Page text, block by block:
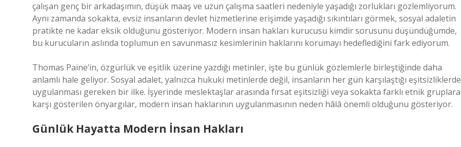
çalışan genç bir arkadaşımın, düşük maaş ve uzun çalışma saatleri nedeniyle yaşadığı zorlukları gözlemliyorum.
Aynı zamanda sokakta, evsiz insanların devlet hizmetlerine erişimde yaşadığı sıkıntıları görmek, sosyal adaletin
pratikte ne kadar eksik olduğunu gösteriyor. Modern insan hakları kurucusu kimdir sorusunu düşündüğümde,
bu kurucuların aslında toplumun en savunmasız kesimlerinin haklarını korumayı hedeflediğini fark ediyorum.
Thomas Paine’in, özgürlük ve eşitlik üzerine yazdığı metinler, işte bu günlük gözlemlerle birleştiğinde daha
anlamlı hale geliyor. Sosyal adalet, yalnızca hukuki metinlerde değil, insanların her gün karşılaştığı eşitsizliklerde
uygulanması gereken bir ilke. İşyerinde meslektaşlar arasında fırsat eşitsizliği veya sokakta farklı etnik gruplara
karşı gösterilen önyargılar, modern insan haklarının uygulanmasının neden hâlâ önemli olduğunu gösteriyor.
Günlük Hayatta Modern İnsan Hakları